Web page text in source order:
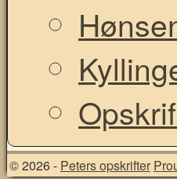
© 2026 - Peters opskrifter